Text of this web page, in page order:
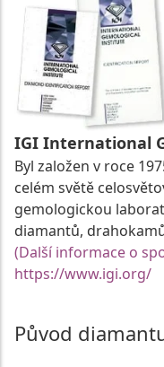
IGI International
Byl založen v roce
celém světě
gemologickou
diamantů,
(Další informace o
https://www.igi.org/
Původ